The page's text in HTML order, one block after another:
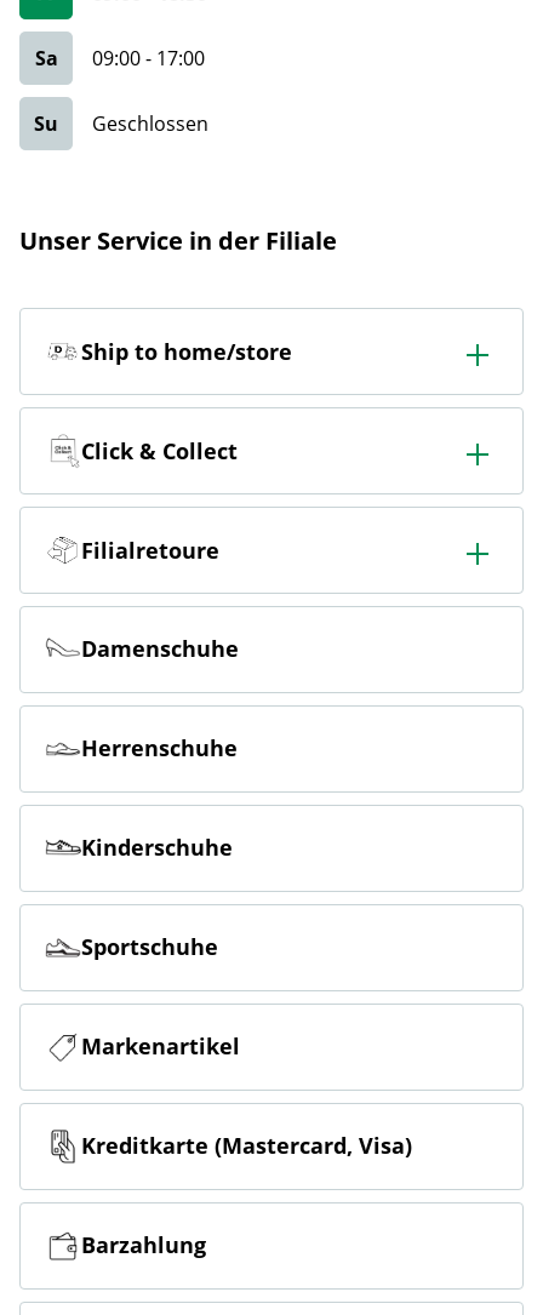
Sa 09:00- 17:00
Su Geschlossen
Unser Service in der Filiale
Ship to home/store
In der Filiale bestellen & in die Filiale oder nach Hause
liefern lassen.
Click & Collect
Online bestellen & kostenlos hier in der Filiale abholen
Filialretoure
Online bestellen & kostenlos in der Filiale zurückgeben
Damenschuhe
Herrenschuhe
Kinderschuhe
Sportschuhe
Markenartikel
Kreditkarte (Mastercard, Visa)
Barzahlung